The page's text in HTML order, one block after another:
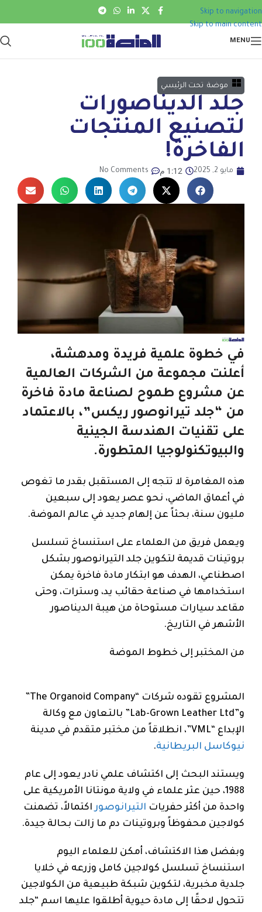
Skip to navigation
Skip to main content
MENU
موضة تحت الرئيسي
جلد الديناصورات
لتصنيع المنتجات
الفاخرة!
مايو 2, 2025 1:12 م No Comments
في خطوة علمية فريدة ومدهشة،
أعلنت مجموعة من الشركات العالمية
عن مشروع طموح لصناعة مادة فاخرة
من “جلد تيرانوصور ريكس”، بالاعتماد
على تقنيات الهندسة الجينية
والبيوتكنولوجيا المتطورة.
هذه المغامرة لا تتجه إلى المستقبل بقدر ما تغوص
في أعماق الماضي، نحو عصر يعود إلى سبعين
مليون سنة، بحثاً عن إلهام جديد في عالم الموضة.
ويعمل فريق من العلماء على استنساخ تسلسل
بروتينات قديمة لتكوين جلد التيرانوصور بشكل
اصطناعي، الهدف هو ابتكار مادة فاخرة يمكن
استخدامها في صناعة حقائب يد، وسترات، وحتى
مقاعد سيارات مستوحاة من هيبة الديناصور
الأشهر في التاريخ.
من المختبر إلى خطوط الموضة
المشروع تقوده شركات “The Organoid Company”
و”Lab-Grown Leather Ltd” بالتعاون مع وكالة
الإبداع “VML”، انطلاقاً من مختبر متقدم في مدينة
نيوكاسل البريطانية.
ويستند البحث إلى اكتشاف علمي نادر يعود إلى عام
1988، حين عثر علماء في ولاية مونتانا الأمريكية على
واحدة من أكثر حفريات التيرانوصوراكتمالاً، تضمنت
كولاجين محفوظاً وبروتينات دم ما زالت بحالة جيدة.
وبفضل هذا الاكتشاف، أمكن للعلماء اليوم
استنساخ تسلسل كولاجين كامل وزرعه في خلايا
جلدية مخبرية، لتكوين شبكة طبيعية من الكولاجين
تتحول لاحقًا إلى مادة حيوية أطلقوا عليها اسم “جلد